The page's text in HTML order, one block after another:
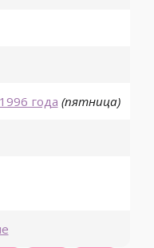
1996 года (пятница)